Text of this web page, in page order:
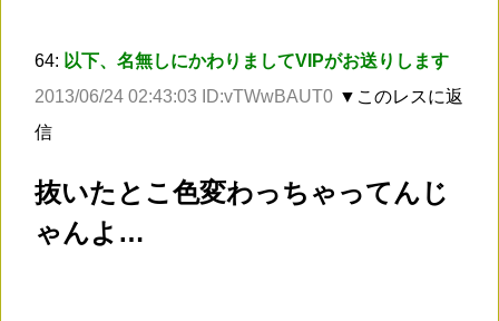
64: 以下、名無しにかわりましてVIPがお送りします
2013/06/24 02:43:03 ID:vTWwBAUT0 ▼このレスに返
信
抜いたとこ色変わっちゃってんじ
ゃんよ…